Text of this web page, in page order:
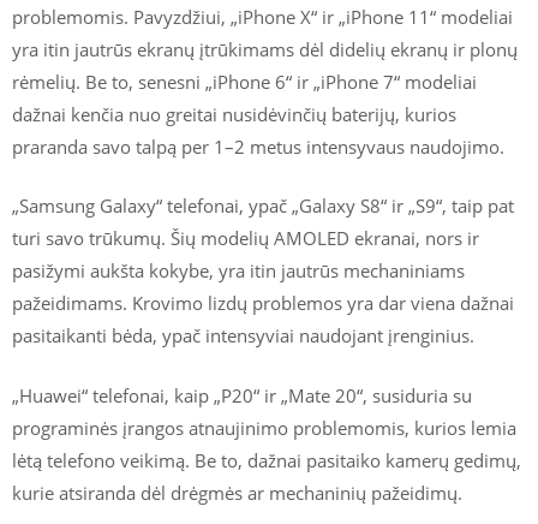
problemomis. Pavyzdžiui, „iPhone X“ ir „iPhone 11“ modeliai
yra itin jautrūs ekranų įtrūkimams dėl didelių ekranų ir plonų
rėmelių. Be to, senesni „iPhone 6“ ir „iPhone 7“ modeliai
dažnai kenčia nuo greitai nusidėvinčių baterijų, kurios
praranda savo talpą per 1–2 metus intensyvaus naudojimo.
„Samsung Galaxy“ telefonai, ypač „Galaxy S8“ ir „S9“, taip pat
turi savo trūkumų. Šių modelių AMOLED ekranai, nors ir
pasižymi aukšta kokybe, yra itin jautrūs mechaniniams
pažeidimams. Krovimo lizdų problemos yra dar viena dažnai
pasitaikanti bėda, ypač intensyviai naudojant įrenginius.
„Huawei“ telefonai, kaip „P20“ ir „Mate 20“, susiduria su
programinės įrangos atnaujinimo problemomis, kurios lemia
lėtą telefono veikimą. Be to, dažnai pasitaiko kamerų gedimų,
kurie atsiranda dėl drėgmės ar mechaninių pažeidimų.